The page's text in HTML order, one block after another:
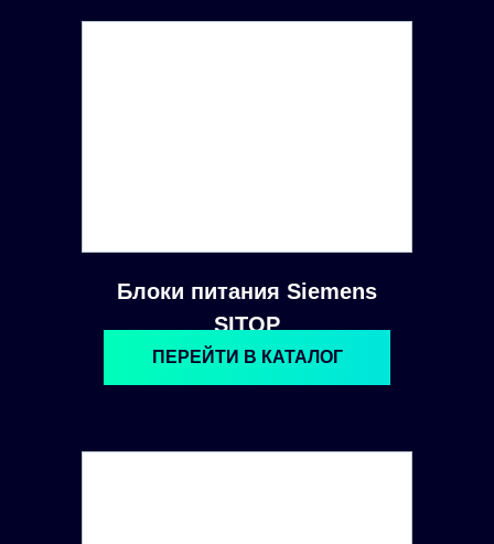
Блоки питания Siemens
SITOP
ПЕРЕЙТИ В КАТАЛОГ